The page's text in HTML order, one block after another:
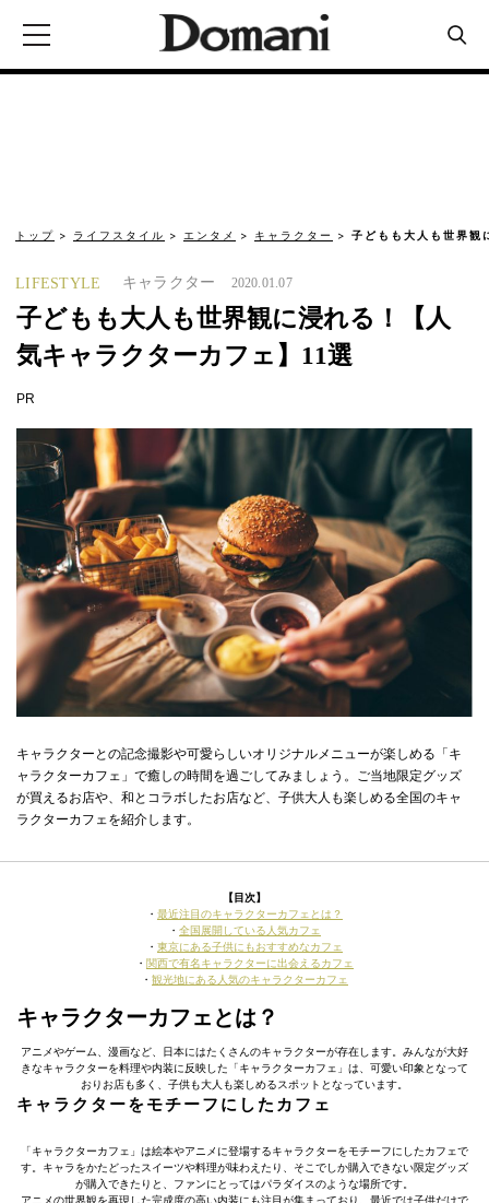
トップ ライフスタイル エンタメ キャラクター 子どもも大人も世界観
LIFESTYLE キャラクター 2020.01.07
子どもも大人も世界観に浸れる！【人
気キャラクターカフェ】11選
PR
キャラクターとの記念撮影や可愛らしいオリジナルメニューが楽しめる「キ
ャラクターカフェ」で癒しの時間を過ごしてみましょう。ご当地限定グッズ
が買えるお店や、和とコラボしたお店など、子供大人も楽しめる全国のキャ
ラクターカフェを紹介します。
【目次】
・ 最近注目のキャラクターカフェとは？
・ 全国展開している人気カフェ
・ 東京にある子供にもおすすめなカフェ
・ 関西で有名キャラクターに出会えるカフェ
・ 観光地にある人気のキャラクターカフェ
キャラクターカフェとは？
アニメやゲーム、漫画など、日本にはたくさんのキャラクターが存在します。みんなが大好
きなキャラクターを料理や内装に反映した「キャラクターカフェ」は、可愛い印象となって
おりお店も多く、子供も大人も楽しめるスポットとなっています。
キャラクターをモチーフにしたカフェ
「キャラクターカフェ」は絵本やアニメに登場するキャラクターをモチーフにしたカフェで
す。キャラをかたどったスイーツや料理が味わえたり、そこでしか購入できない限定グッズ
が購入できたりと、ファンにとってはパラダイスのような場所です。
アニメの世界観を再現した完成度の高い内装にも注目が集まっており、最近では子供だけで